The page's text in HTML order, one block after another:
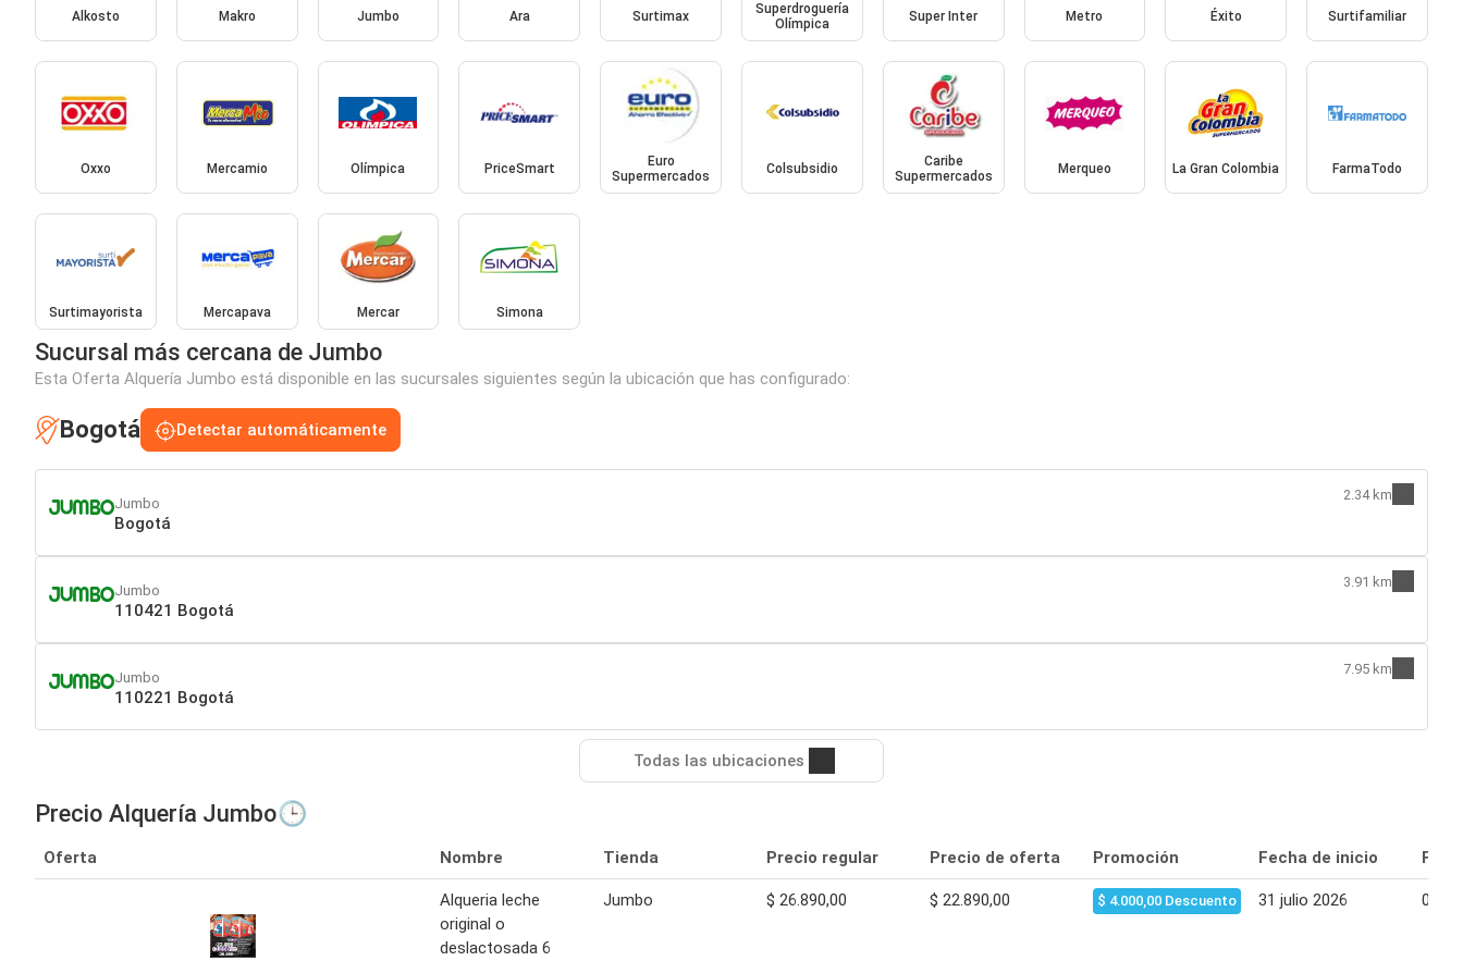
Alkosto Makro Jumbo Ara Surtimax
Superdroguería
Olímpica
Super Inter Metro Éxito Surtifamiliar
Oxxo Mercamio Olímpica PriceSmart
Euro
Supermercados
Colsubsidio
Caribe
Supermercados
Merqueo La Gran Colombia FarmaTodo
Surtimayorista Mercapava Mercar Simona
Sucursal más cercana de Jumbo
Esta Oferta Alquería Jumbo está disponible en las sucursales siguientes según la ubicación que has configurado:
Bogotá Detectar automáticamente
Jumbo
Bogotá
2.34 km
Jumbo
110421 Bogotá
3.91 km
Jumbo
110221 Bogotá
7.95 km
Todas las ubicaciones
Precio Alquería Jumbo🕒
Oferta Nombre Tienda Precio regular Precio de oferta Promoción Fecha de inicio
Alqueria leche
original o
deslactosada 6
Jumbo $ 26.890,00 $ 22.890,00 $ 4.000,00 Descuento 31 julio 2026 02